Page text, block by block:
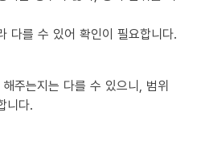
다를 수 있어 확인이 필요합니다.
주는지는 다를 수 있으니, 범위
니다.